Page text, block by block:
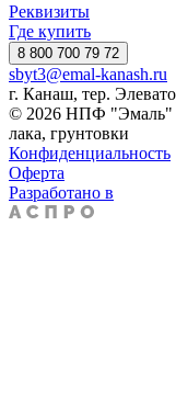
Реквизиты
Где купить
8 800 700 79 72
sbyt3@emal-kanash.ru
г. Канаш, тер.
© 2026 НПФ "Эмаль" -
лака, грунтовки
Конфиденциальность
Оферта
Разработано в